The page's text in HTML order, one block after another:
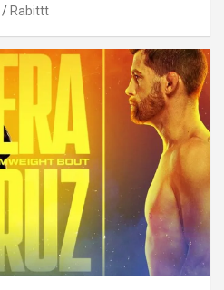
Rabittt